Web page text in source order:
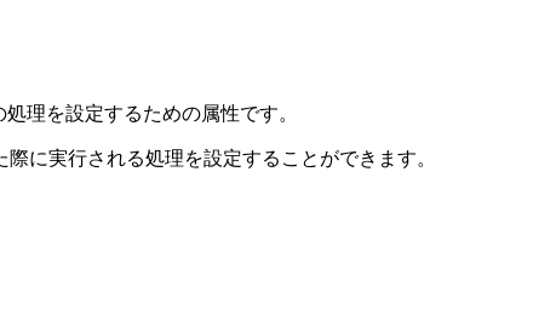
理を設定するための属性です。
に実行される処理を設定することができます。